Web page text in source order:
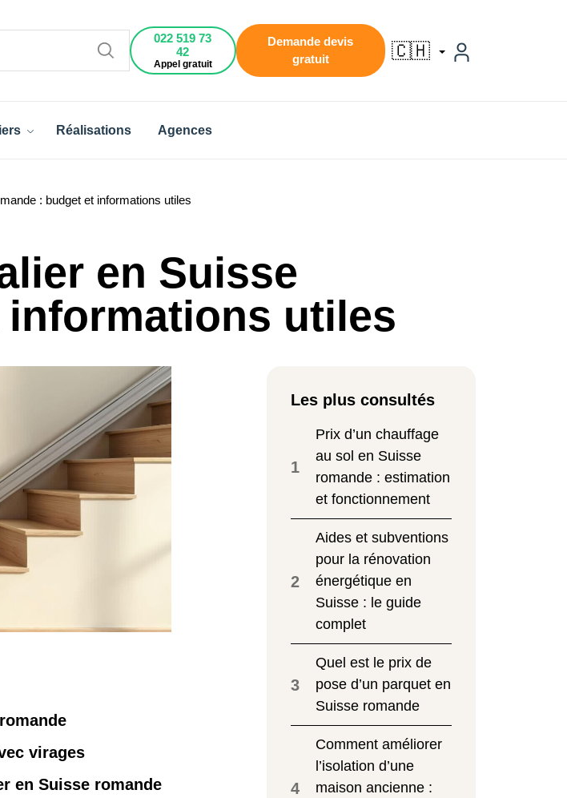
022 519 73
42
Appel gratuit
Demande devis
gratuit
🇨🇭
Réalisations Agences
: budget et informations utiles
en Suisse
utiles
virages
en Suisse romande
Les plus consultés
1
Prix d’un chauffage
au sol en Suisse
romande : estimation
et fonctionnement
2
Aides et subventions
pour la rénovation
énergétique en
Suisse : le guide
complet
3
Quel est le prix de
pose d’un parquet en
Suisse romande
4
Comment améliorer
l’isolation d’une
maison ancienne :